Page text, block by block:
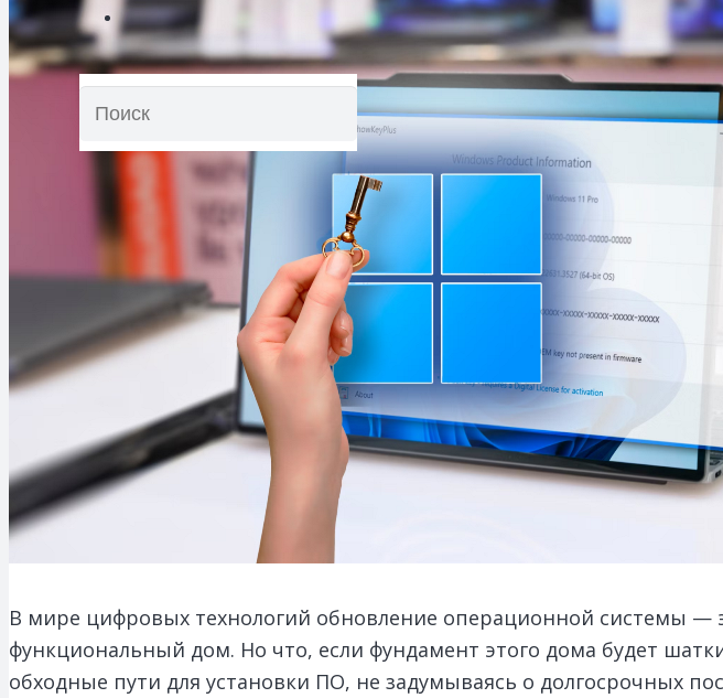
В мире цифровых технологий обновление операционной системы —
функциональный дом. Но что, если фундамент этого дома будет
обходные пути для установки ПО, не задумываясь о долгосрочных